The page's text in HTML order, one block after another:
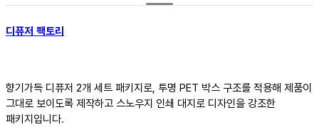
디퓨저 팩토리
향기가득 디퓨저 2개 세트 패키지로, 투명 PET 박스 구조를 적용해 제품이
그대로 보이도록 제작하고 스노우지 인쇄 대지로 디자인을 강조한
패키지입니다.